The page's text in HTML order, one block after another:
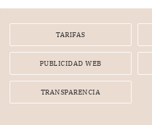
por la frustrada realización de un
TARIFAS
PUBLICIDAD WEB
TRANSPARENCIA